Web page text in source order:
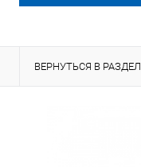
ВЕРНУТЬСЯ В РАЗДЕЛ